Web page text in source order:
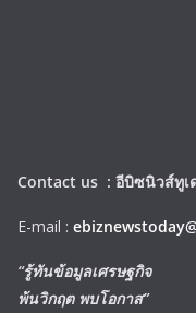
Contact us : อีบิซนิวส์ทูเ
E-mail :
“รู้ทันข้อมูลเศรษฐกิจ
พ้นวิกฤต พบโอกาส”